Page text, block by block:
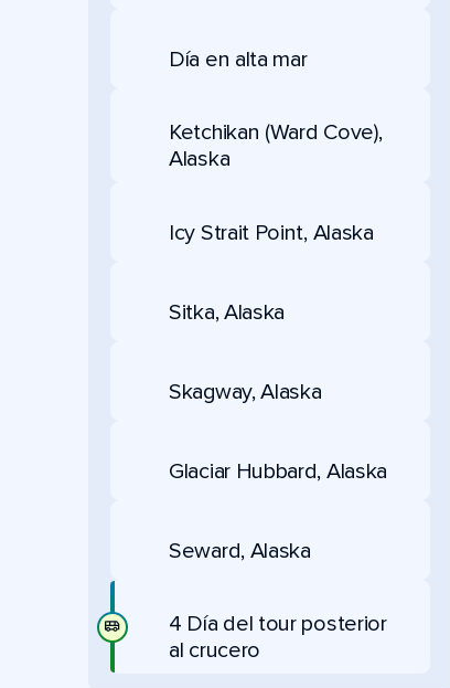
Día en alta mar
Ketchikan (Ward Cove),
Alaska
Icy Strait Point, Alaska
Sitka, Alaska
Skagway, Alaska
Glaciar Hubbard, Alaska
Seward, Alaska
4 Día del tour posterior
al crucero